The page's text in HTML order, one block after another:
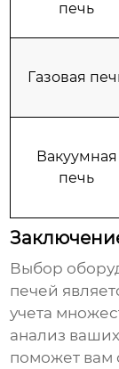
печь
Газовая
Вакуумная
печь
Выбор
печей
учета
анализ
поможет вам